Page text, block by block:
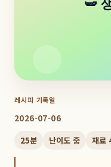
레시피 기록일
2026-07-06
25분 난이도 중 재료